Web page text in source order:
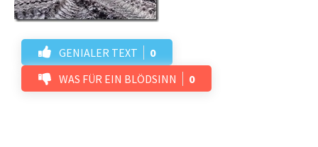
GENIALER TEXT
0
WAS FÜR EIN BLÖDSINN
0